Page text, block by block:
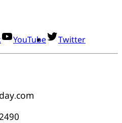
YouTube Twitter